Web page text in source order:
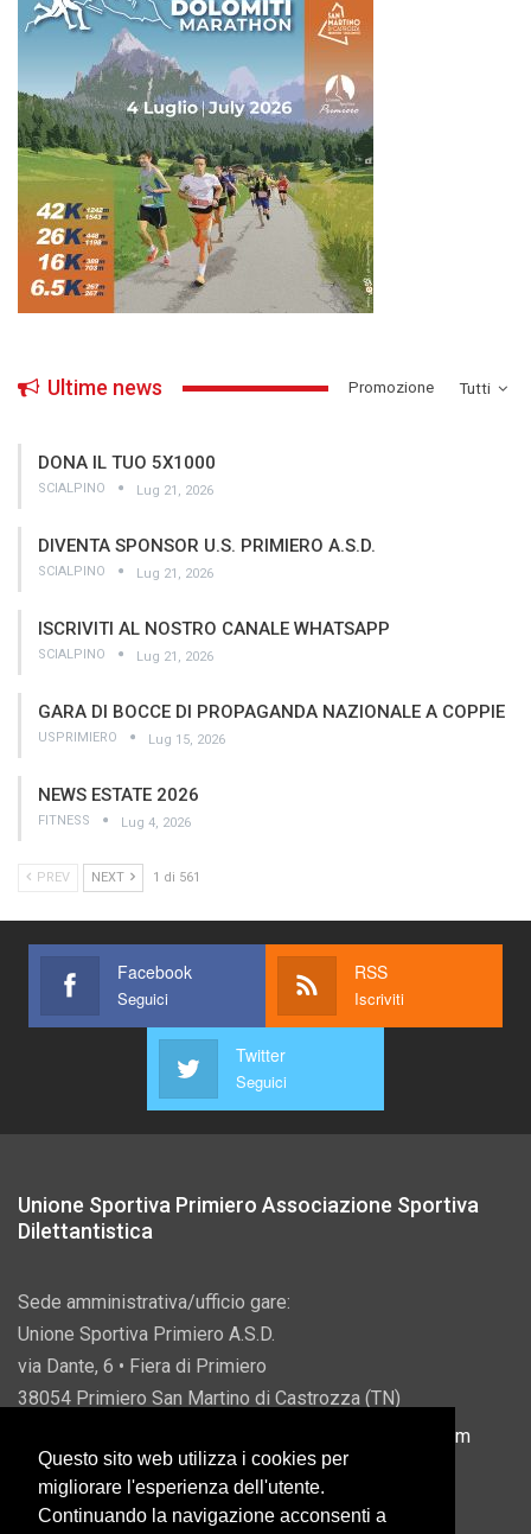
Tutti
Ultime news ­Promozione
DONA IL TUO 5X1000
SCIALPINO Lug 21, 2026
DIVENTA SPONSOR U.S. PRIMIERO A.S.D.
SCIALPINO Lug 21, 2026
ISCRIVITI AL NOSTRO CANALE WHATSAPP
SCIALPINO Lug 21, 2026
GARA DI BOCCE DI PROPAGANDA NAZIONALE A COPPIE
USPRIMIERO Lug 15, 2026
NEWS ESTATE 2026
FITNESS Lug 4, 2026
PREV NEXT 1 di 561
Facebook
Seguici
RSS
Iscriviti
Twitter
Seguici
Unione Sportiva Primiero Associazione Sportiva
Dilettantistica
Sede amministrativa/ufficio gare:
Unione Sportiva Primiero A.S.D.
via Dante, 6 • Fiera di Primiero
38054 Primiero San Martino di Castrozza (TN)
info@usprimiero.com
Questo sito web utilizza i cookies per
migliorare l'esperienza dell'utente.
Continuando la navigazione acconsenti a